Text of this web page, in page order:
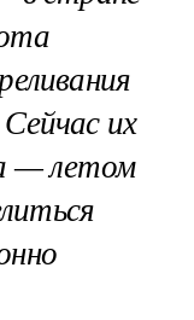
их
— летом